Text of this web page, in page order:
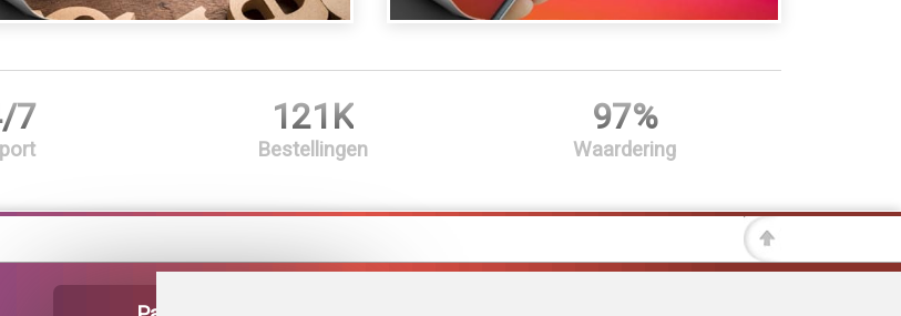
7 121K
Bestellingen
97%
Waardering